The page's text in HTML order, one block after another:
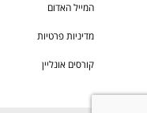
המייל האדום
מדיניות פרטיות
קורסים אונליין